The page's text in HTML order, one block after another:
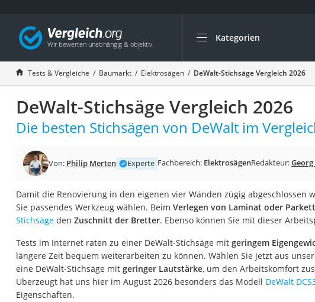
Kategorien
Die beliebtesten Vergleiche
Baumarkt
Tresor feuerfest
Makita-Akku-Rasenmäher
Kappsäge
Akku-Rasentrimmer
Split-Klimaanlage 2
Pelletofen
Tiefbrunnenpumpe
Fliesenschneider
Tests & Vergleiche Baumarkt Elektrosägen DeWalt-Stichsäge Vergleich 2026
DeWalt-Stichsäge Vergleich 2026
Die besten Stichsägen von DeWalt im
Von: Philip Merten Experte Fachbereich: ElektrosägenRedakteur:Georg
Damit die Renovierung in den eigenen vier Wänden zügig abgeschlossen
Sie passendes Werkzeug wählen. Beim Verlegen von Laminat oder Parkett
Stichsägeden Zuschnitt der Bretter. Ebenso können Sie mit dieser
Tests im Internet raten zu einer DeWalt-Stichsäge mit geringem
längere Zeit bequem weiterarbeiten zu können. Wählen Sie jetzt aus
eine DeWalt-Stichsäge mit geringer Lautstärke, um den Arbeitskomfort
Überzeugt hat uns hier im August 2026 besonders das Modell DeWalt
Eigenschaften.